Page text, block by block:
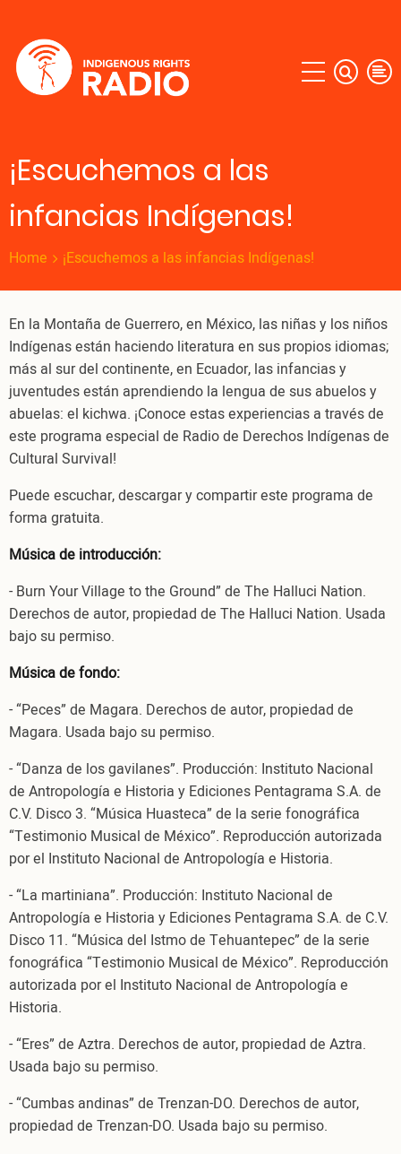
main
content
¡Escuchemos a las
infancias Indígenas!
Home ¡Escuchemos a las infancias Indígenas!
En la Montaña de Guerrero, en México, las niñas y los niños
Indígenas están haciendo literatura en sus propios idiomas;
más al sur del continente, en Ecuador, las infancias y
juventudes están aprendiendo la lengua de sus abuelos y
abuelas: el kichwa. ¡Conoce estas experiencias a través de
este programa especial de Radio de Derechos Indígenas de
Cultural Survival!
Puede escuchar, descargar y compartir este programa de
forma gratuita.
Música de introducción:
- Burn Your Village to the Ground” de The Halluci Nation.
Derechos de autor, propiedad de The Halluci Nation. Usada
bajo su permiso.
Música de fondo:
- “Peces” de Magara. Derechos de autor, propiedad de
Magara. Usada bajo su permiso.
- “Danza de los gavilanes”. Producción: Instituto Nacional
de Antropología e Historia y Ediciones Pentagrama S.A. de
C.V. Disco 3. “Música Huasteca” de la serie fonográfica
“Testimonio Musical de México”. Reproducción autorizada
por el Instituto Nacional de Antropología e Historia.
- “La martiniana”. Producción: Instituto Nacional de
Antropología e Historia y Ediciones Pentagrama S.A. de C.V.
Disco 11. “Música del Istmo de Tehuantepec” de la serie
fonográfica “Testimonio Musical de México”. Reproducción
autorizada por el Instituto Nacional de Antropología e
Historia.
- “Eres” de Aztra. Derechos de autor, propiedad de Aztra.
Usada bajo su permiso.
- “Cumbas andinas” de Trenzan-DO. Derechos de autor,
propiedad de Trenzan-DO. Usada bajo su permiso.